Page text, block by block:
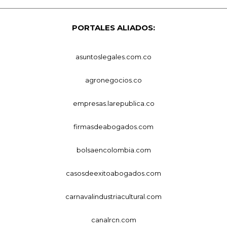
PORTALES ALIADOS:
asuntoslegales.com.co
agronegocios.co
empresas.larepublica.co
firmasdeabogados.com
bolsaencolombia.com
casosdeexitoabogados.com
carnavalindustriacultural.com
canalrcn.com